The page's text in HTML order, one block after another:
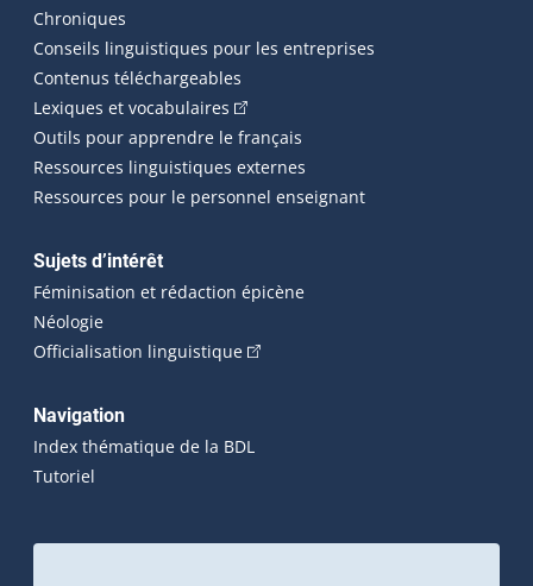
Chroniques
Conseils linguistiques pour les entreprises
Contenus téléchargeables
Lexiques et vocabulaires (Cet hyperlien externe s'ouvrira
Outils pour apprendre le français
Ressources linguistiques externes
Ressources pour le personnel enseignant
Sujets d’intérêt
Féminisation et rédaction épicène
Néologie
Officialisation linguistique(Cet hyperlien externe s'ouvrira
Navigation
Index thématique de la BDL
Tutoriel